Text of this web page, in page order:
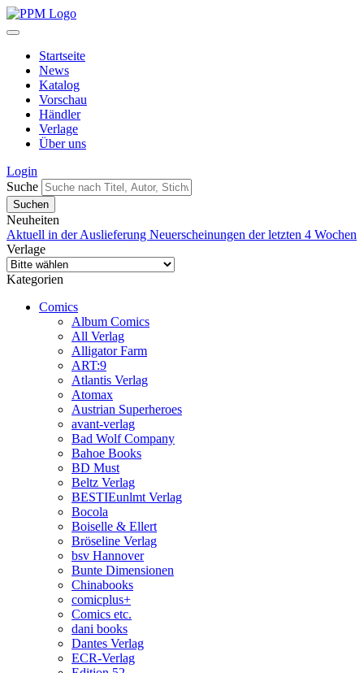
Startseite
News
Katalog
Vorschau
Händler
Verlage
Über uns
Login
Suche
Neuheiten
Aktuell in der Auslieferung Neuerscheinungen der letzten 4 Wochen
Verlage
Kategorien
Comics
Album Comics
All Verlag
Alligator Farm
ART:9
Atlantis Verlag
Atomax
Austrian Superheroes
avant-verlag
Bad Wolf Company
Bahoe Books
BD Must
Beltz Verlag
BESTIEunlmt Verlag
Bocola
Boiselle & Ellert
Bröseline Verlag
bsv Hannover
Bunte Dimensionen
Chinabooks
comicplus+
Comics etc.
dani books
Dantes Verlag
ECR-Verlag